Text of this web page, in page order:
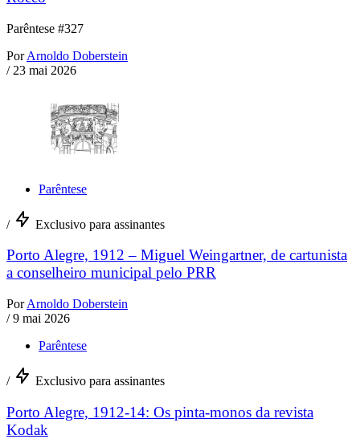
Parêntese #327
Por Arnoldo Doberstein
/ 23 mai 2026
Parêntese
/ Exclusivo para assinantes
Porto Alegre, 1912 – Miguel Weingartner, de cartunista
a conselheiro municipal pelo PRR
Por Arnoldo Doberstein
/ 9 mai 2026
Parêntese
/ Exclusivo para assinantes
Porto Alegre, 1912-14: Os pinta-monos da revista
Kodak